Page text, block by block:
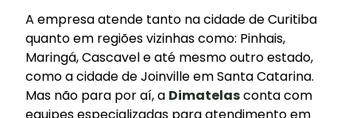
A empresa atende tanto na cidade de Curitiba
quanto em regiões vizinhas como: Pinhais,
Maringá, Cascavel e até mesmo outro estado,
como a cidade de Joinville em Santa Catarina.
Mas não para por aí, a Dimatelasconta com